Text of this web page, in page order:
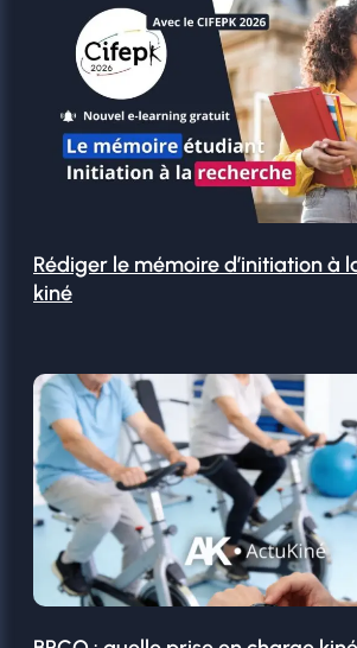
Rédiger le mémoire d’initiation à
kiné